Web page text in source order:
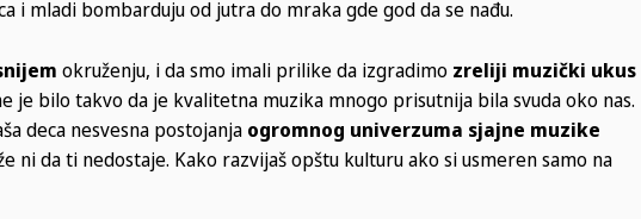
i mladi bombarduju od jutra do mraka gde god da se nađu.
okruženju, i da smo imali prilike da izgradimo zreliji muzički ukus
je bilo takvo da je kvalitetna muzika mnogo prisutnija bila svuda oko nas.
deca nesvesna postojanja ogromnog univerzuma sjajne muzike
ni da ti nedostaje. Kako razvijaš opštu kulturu ako si usmeren samo na